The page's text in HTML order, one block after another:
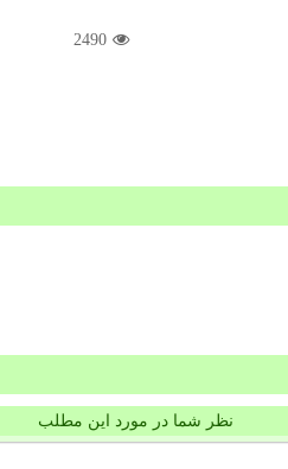
2490
نظر شما در مورد این مطلب